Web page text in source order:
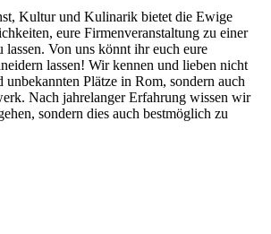
Kultur und Kulinarik bietet die Ewige
eure Firmenveranstaltung zu einer
lassen. Von uns könnt ihr euch eure
lassen! Wir kennen und lieben nicht
unbekannten Plätze in Rom, sondern auch
Nach jahrelanger Erfahrung wissen wir
sondern dies auch bestmöglich zu